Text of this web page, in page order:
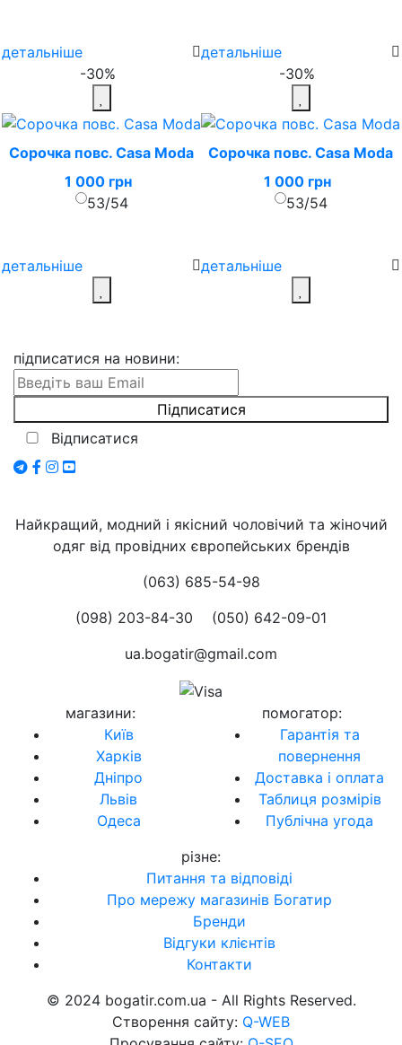
детальніше
-30%
детальніше
-30%
Сорочка повс. Casa Moda
1 000 грн
53/54
детальніше
Сорочка повс. Casa Moda
1 000 грн
53/54
детальніше
підписатися на новини:
Відписатися
Найкращий, модний і якісний чоловічий та жіночий
одяг від провідних європейських брендів
(063) 685-54-98
(098) 203-84-30
(050) 642-09-01
ua.bogatir@gmail.com
магазини:
Київ
Харків
Дніпро
Львів
Одеса
помогатор:
Гарантія та
повернення
Доставка і оплата
Таблиця розмірів
Публічна угода
різне:
Питання та відповіді
Про мережу магазинів Богатир
Бренди
Відгуки клієнтів
Контакти
© 2024 bogatir.com.ua - All Rights Reserved.
Створення сайту: Q-WEB